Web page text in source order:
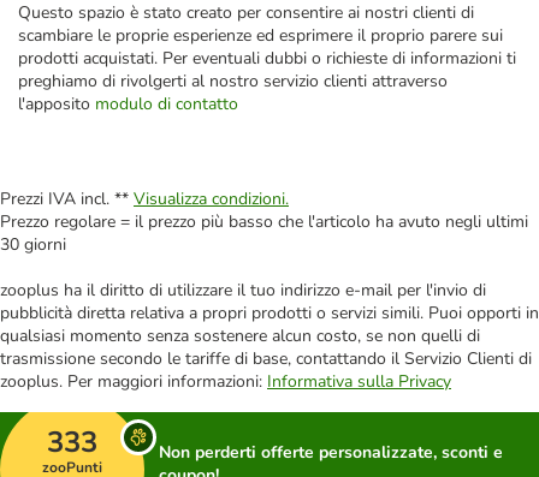
Questo spazio è stato creato per consentire ai nostri clienti di
scambiare le proprie esperienze ed esprimere il proprio parere sui
prodotti acquistati. Per eventuali dubbi o richieste di informazioni ti
preghiamo di rivolgerti al nostro servizio clienti attraverso
l'apposito modulo di contatto
Prezzi IVA incl. ** Visualizza condizioni.
Prezzo regolare = il prezzo più basso che l'articolo ha avuto negli ultimi
30 giorni
zooplus ha il diritto di utilizzare il tuo indirizzo e-mail per l'invio di
pubblicità diretta relativa a propri prodotti o servizi simili. Puoi opporti in
qualsiasi momento senza sostenere alcun costo, se non quelli di
trasmissione secondo le tariffe di base, contattando il Servizio Clienti di
zooplus. Per maggiori informazioni: Informativa sulla Privacy
333
zooPunti
Non perderti offerte personalizzate, sconti e